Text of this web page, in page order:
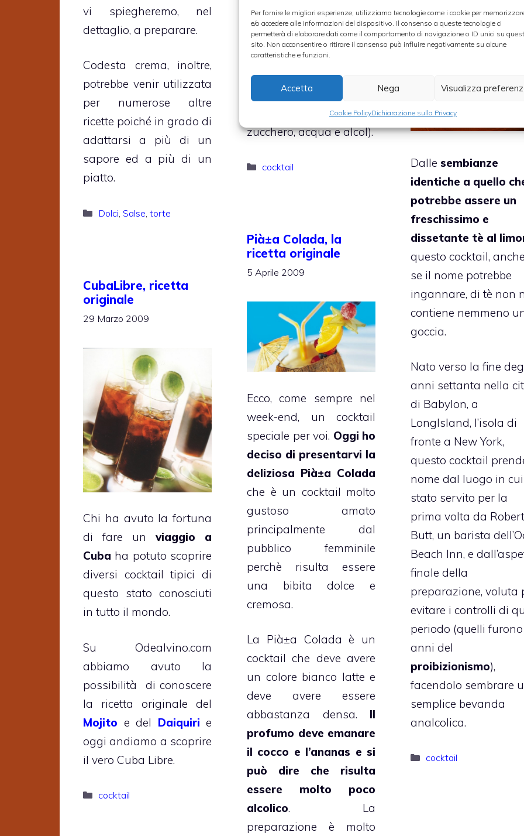
Per fornire le migliori esperienze, utilizziamo tecnologie come i cookie per
e/o accedere alle informazioni del dispositivo. Il consenso a queste tecnologie ci
permetterà di elaborare dati come il comportamento di navigazione o ID unici su
sito. Non acconsentire o ritirare il consenso può influire negativamente su alcune
caratteristiche e funzioni.
Accetta Nega Visualizza
Cookie PolicyDichiarazione sulla Privacy
vi spiegheremo, nel
dettaglio, a preparare.
Codesta crema, inoltre,
potrebbe venir utilizzata
per numerose altre
ricette poiché in grado di
adattarsi a più di un
sapore ed a più di un
piatto.
Categorie
Dolci Salse torte
parola che vuol dire
cinque, come cinque
erano gli ingredienti
principali nei secoli
scorsi (erbe aromatiche,
arancia o limone,
zucchero, acqua e alcol).
Categorie
cocktail Dalle sembianze
identiche a quello
potrebbe assere un
freschissimo e
dissetante tè al
questo cocktail, anche
se il nome potrebbe
ingannare, di tè non
contiene nemmeno
goccia.
Nato verso la fine
anni settanta nella
di Babylon, a
LongIsland, l’isola di
fronte a New York,
questo cocktail
nome dal luogo in
stato servito per la
prima volta da Robert
Butt, un barista
Beach Inn, e
finale della
preparazione, voluta
evitare i controlli di
periodo (quelli
anni del
proibizionismo),
facendolo sembrare
semplice bevanda
analcolica.
Categorie
cocktail
Pià±a Colada, la
ricetta originale
5 Aprile 2009
Ecco, come sempre nel
week-end, un cocktail
speciale per voi. Oggi ho
deciso di presentarvi la
deliziosa Pià±a Colada
che è un cocktail molto
gustoso amato
principalmente dal
pubblico femminile
perchè risulta essere
una bibita dolce e
cremosa.
La Pià±a Colada è un
cocktail che deve avere
un colore bianco latte e
deve avere essere
abbastanza densa. Il
profumo deve emanare
il cocco e l’ananas e si
può dire che risulta
essere molto poco
alcolico. La
preparazione è molto
CubaLibre, ricetta
originale
29 Marzo 2009
Chi ha avuto la fortuna
di fare un viaggio a
Cuba ha potuto scoprire
diversi cocktail tipici di
questo stato conosciuti
in tutto il mondo.
Su Odealvino.com
abbiamo avuto la
possibilità di conoscere
la ricetta originale del
Mojito e del Daiquiri e
oggi andiamo a scoprire
il vero Cuba Libre.
Categorie
cocktail